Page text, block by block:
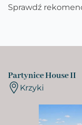
Sprawdź
Partynice House II
Krzyki